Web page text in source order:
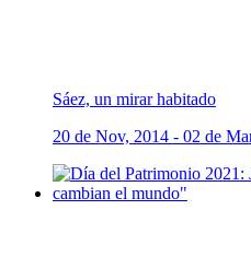
Sáez, un mirar habitado
20 de Nov, 2014 - 02 de